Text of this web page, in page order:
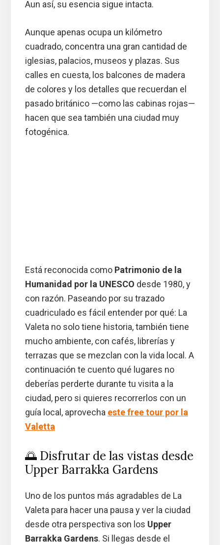
Aun así, su esencia sigue intacta.
Aunque apenas ocupa un kilómetro
cuadrado, concentra una gran cantidad de
iglesias, palacios, museos y plazas. Sus
calles en cuesta, los balcones de madera
de colores y los detalles que recuerdan el
pasado británico —como las cabinas rojas—
hacen que sea también una ciudad muy
fotogénica.
Está reconocida comoPatrimonio de la
Humanidad por la UNESCO desde 1980, y
con razón. Paseando por su trazado
cuadriculado es fácil entender por qué: La
Valeta no solo tiene historia, también tiene
mucho ambiente, con cafés, librerías y
terrazas que se mezclan con la vida local. A
continuación te cuento qué lugares no
deberías perderte durante tu visita a la
ciudad, pero si quieres recorrerlos con un
guía local, aprovecha este free tour por la
Valetta
🌅 Disfrutar de las vistas desde
Upper Barrakka Gardens
Uno de los puntos más agradables de La
Valeta para hacer una pausa y ver la ciudad
desde otra perspectiva son los Upper
Barrakka Gardens. Si llegas desde el